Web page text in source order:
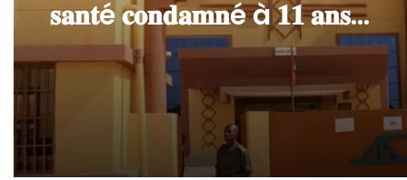
𝐓𝐆𝐈 𝐎𝐮𝐚𝐠𝐚 𝐈𝐈 : 𝐮𝐧 𝐚𝐠𝐞𝐧𝐭 𝐝𝐞
𝐬𝐚𝐧𝐭é 𝐜𝐨𝐧𝐝𝐚𝐦𝐧é à 𝟏𝟏 𝐚𝐧𝐬
𝐝’𝐞𝐦𝐩𝐫𝐢𝐬𝐨𝐧𝐧𝐞𝐦𝐞𝐧𝐭 𝐩𝐨𝐮𝐫 𝐯𝐢𝐨𝐥
interpellées pour des faits
présumés de